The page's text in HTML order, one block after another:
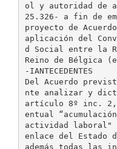
ol y autoridad de
25.326- a fin de
proyecto de
aplicación del
d Social entre la
Reino de Bélgica
-IANTECEDENTES
Del Acuerdo
nte analizar y
artículo 8º inc. 2,
entual
actividad laboral"
enlace del Estado
además todas las